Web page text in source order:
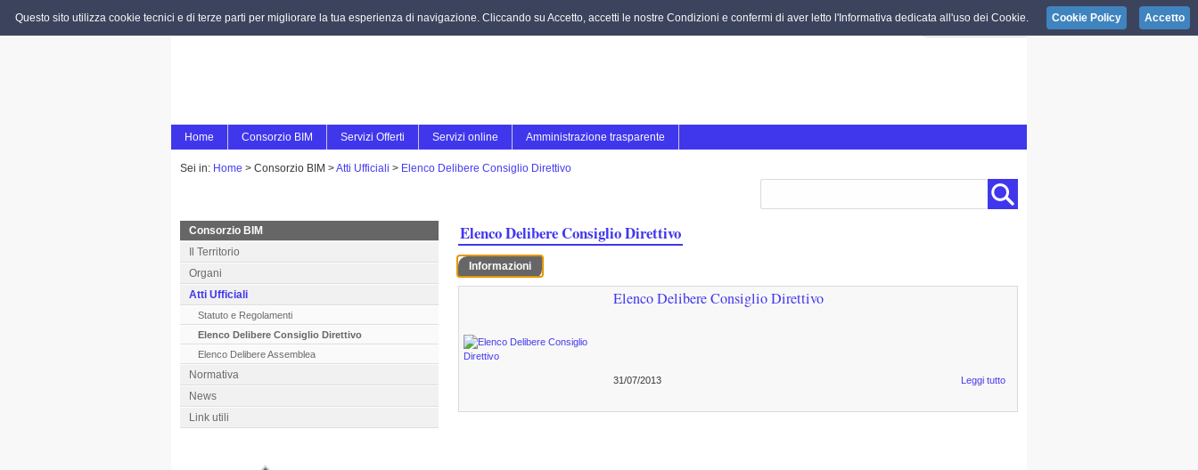
Home Consorzio BIM Servizi Offerti Servizi online Amministrazione trasparente
Sei in: Home > Consorzio BIM >Atti Ufficiali > Elenco Delibere Consiglio Direttivo
Consorzio BIM
Il Territorio
Organi
Atti Ufficiali
Statuto e Regolamenti
Elenco Delibere Consiglio Direttivo
Elenco Delibere Assemblea
Normativa
News
Link utili
Elenco Delibere Consiglio Direttivo
Informazioni
Elenco Delibere Consiglio Direttivo
31/07/2013 Leggi tutto
Questo sito utilizza cookie tecnici e di terze parti per migliorare la tua esperienza di navigazione. Cliccando su Accetto, accetti le nostre Condizioni e confermi di aver letto l'Informativa dedicata all'uso dei Cookie. Cookie Policy Accetto